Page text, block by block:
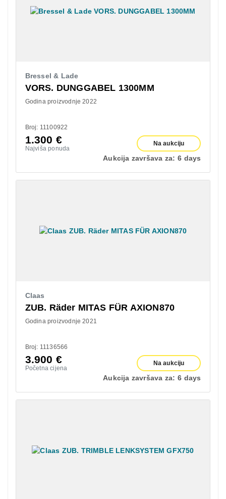
Bressel & Lade
VORS. DUNGGABEL 1300MM
Godina proizvodnje 2022
Broj: 11100922
1.300 €
Najviša ponuda
Na aukciju
Aukcija završava za: 6 days
Claas
ZUB. Räder MITAS FÜR AXION870
Godina proizvodnje 2021
Broj: 11136566
3.900 €
Početna cijena
Na aukciju
Aukcija završava za: 6 days